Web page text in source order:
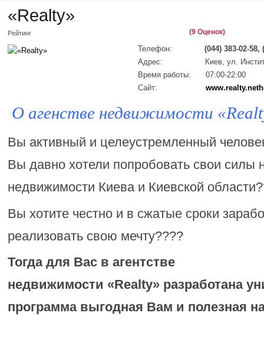
«Realty»
Рейтинг (9 Оценок)
Телефон:
(044) 383-02-58,
Адрес:
Киев, ул.
Время работы:
07:00-22:00
Сайт:
О агенстве недвижимости
Вы активный и целеустремленный
Вы давно хотели попробовать свои силы
недвижимости Киева и Киевской
Вы хотите честно и в сжатые сроки
реализовать свою мечту????
Тогда для Вас в агентстве
недвижимости «Realty» разработана
программа выгодная Вам и полезная